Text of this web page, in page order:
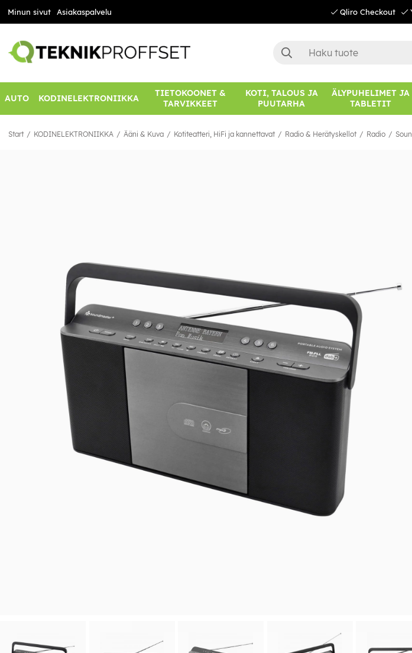
Minun sivut Asiakaspalvelu Qliro Checkout
AUTO KODINELEKTRONIIKKA
TIETOKOONET &
TARVIKKEET
KOTI, TALOUS JA
PUUTARHA
ÄLYPUHELIMET JA
TABLETIT
Start KODINELEKTRONIIKKA Ääni & Kuva Kotiteatteri, HiFi ja kannettavat Radio & Herätyskellot Radio